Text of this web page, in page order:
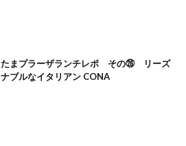
たまプラーザランチレポ その㉖ リーズ
ナブルなイタリアン CONA